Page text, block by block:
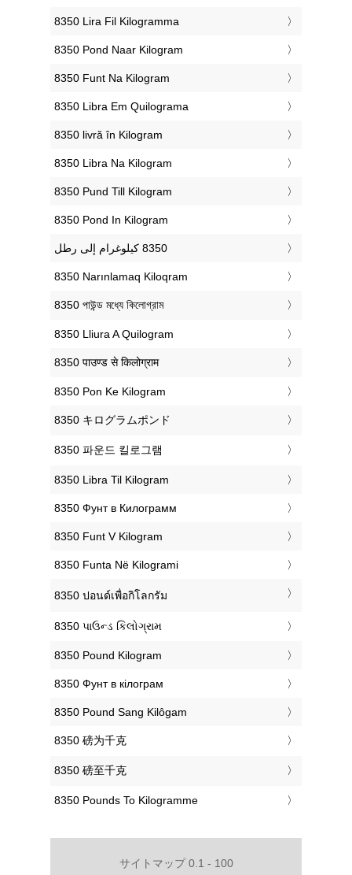
‎8350 Lira Fil Kilogramma
‎8350 Pond Naar Kilogram
‎8350 Funt Na Kilogram
‎8350 Libra Em Quilograma
‎8350 livră în Kilogram
‎8350 Libra Na Kilogram
‎8350 Pund Till Kilogram
‎8350 Pond In Kilogram
‎8350 Narınlamaq Kiloqram
‎8350 পাউন্ড মধ্যে কিলোগ্রাম
‎8350 Lliura A Quilogram
‎8350 पाउण्ड से किलोग्राम
‎8350 Pon Ke Kilogram
‎8350 キログラムポンド
‎8350 파운드 킬로그램
‎8350 Libra Til Kilogram
‎8350 Фунт в Килограмм
‎8350 Funt V Kilogram
‎8350 Funta Në Kilogrami
‎8350 ปอนด์เพื่อกิโลกรัม
‎8350 પાઉન્ડ કિલોગ્રામ
‎8350 Pound Kilogram
‎8350 Фунт в кілограм
‎8350 Pound Sang Kilôgam
‎8350 磅为千克
‎8350 磅至千克
‎8350 Pounds To Kilogramme
サイトマップ 0.1 - 100